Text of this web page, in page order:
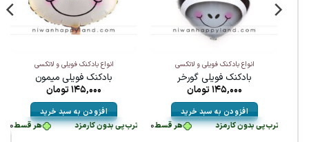
هر قسط36,250تومان • خرید قسطی با ترب‌پی بدون با ترب‌پی بدون کارمزد
انواع بادکنک فویلی و لاتکسی
بادکنک فویلی گورخر
145,000تومان
افزودن به سبد خرید
هر قسط هر قسط36,250تومان • خرید قسطی با ترب‌پی بدون کارمزد
انواع بادکنک فویلی و لاتکسی
بادکنک فویلی میمون
145,000تومان
افزودن به سبد خرید
خرید قسطی
هر قسط36,250تومان 36,250تومان • خرید قسطی با ترب‌پی بدون کارمزد
هر قسط53,750تومان • خرید قسطی با ترب‌پی بدون